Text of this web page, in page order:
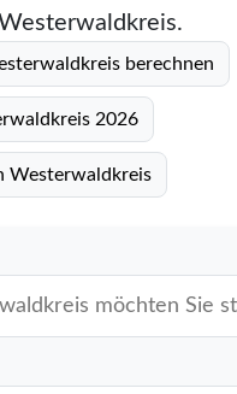
berechnen
2026
Westerwaldkreis